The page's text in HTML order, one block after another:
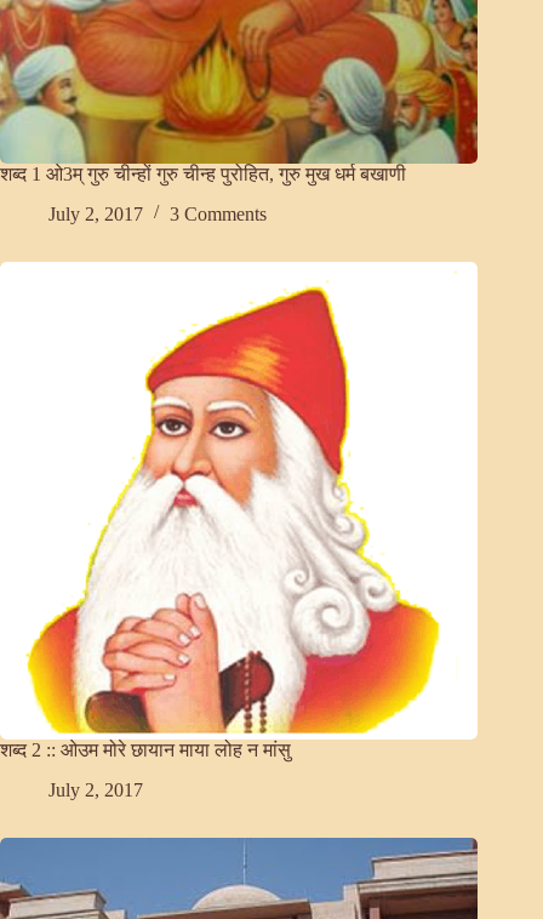
शब्द 1 ओ3म् गुरु चीन्हों गुरु चीन्ह पुरोहित, गुरु मुख धर्म बखाणी
July 2, 2017
3 Comments
शब्द 2 :: ओउम मोरे छायान माया लोह न मांसु
July 2, 2017